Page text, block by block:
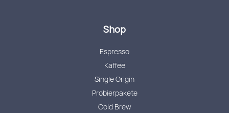
Shop
Espresso
Kaffee
Single Origin
Probierpakete
Cold Brew